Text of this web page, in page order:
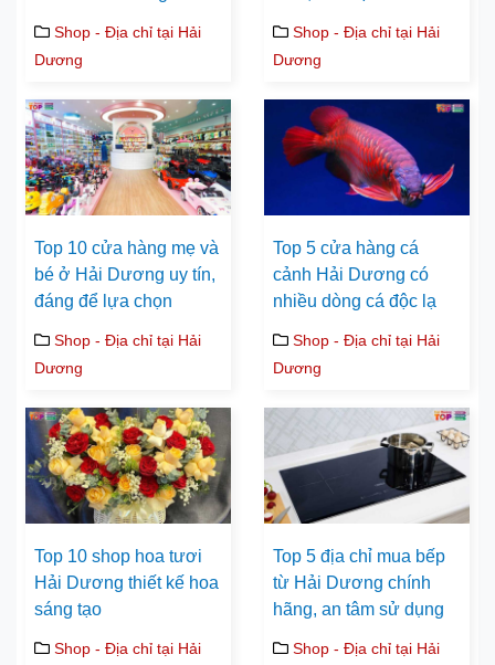
Shop - Địa chỉ tại Hải
Dương
Shop - Địa chỉ tại Hải
Dương
Top 10 cửa hàng mẹ và
bé ở Hải Dương uy tín,
đáng để lựa chọn
Shop - Địa chỉ tại Hải
Dương
Top 5 cửa hàng cá
cảnh Hải Dương có
nhiều dòng cá độc lạ
Shop - Địa chỉ tại Hải
Dương
Top 10 shop hoa tươi
Hải Dương thiết kế hoa
sáng tạo
Shop - Địa chỉ tại Hải
Top 5 địa chỉ mua bếp
từ Hải Dương chính
hãng, an tâm sử dụng
Shop - Địa chỉ tại Hải